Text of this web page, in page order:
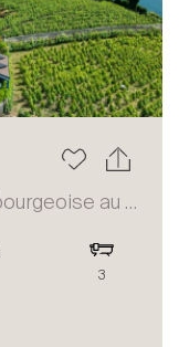
Elégante maison d'inspiration bourgeoise au coeur du Lavaux
3